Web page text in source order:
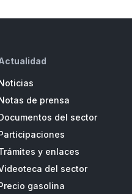
de prensa
del sector
y enlaces
del sector
gasolina